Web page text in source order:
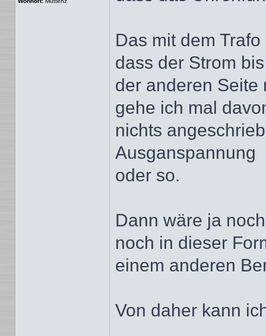
Das mit dem
dass der Strom
der anderen Seite
gehe ich mal
nichts
Ausganspannung
oder so.
Dann wäre ja
noch in dieser
einem anderen
Von daher kann